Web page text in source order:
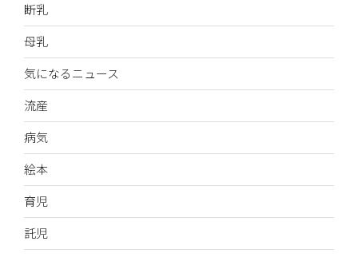
断乳
母乳
気になるニュース
流産
病気
絵本
育児
託児